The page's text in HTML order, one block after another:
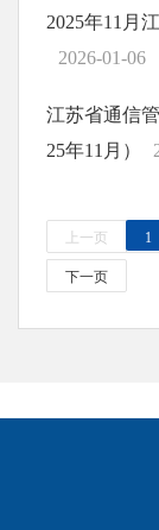
2025年11月
2026-01-06
江苏省通信
25年11月）
上一页 1
下一页